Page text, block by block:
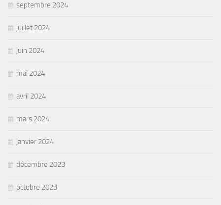
septembre 2024
juillet 2024
juin 2024
mai 2024
avril 2024
mars 2024
janvier 2024
décembre 2023
octobre 2023